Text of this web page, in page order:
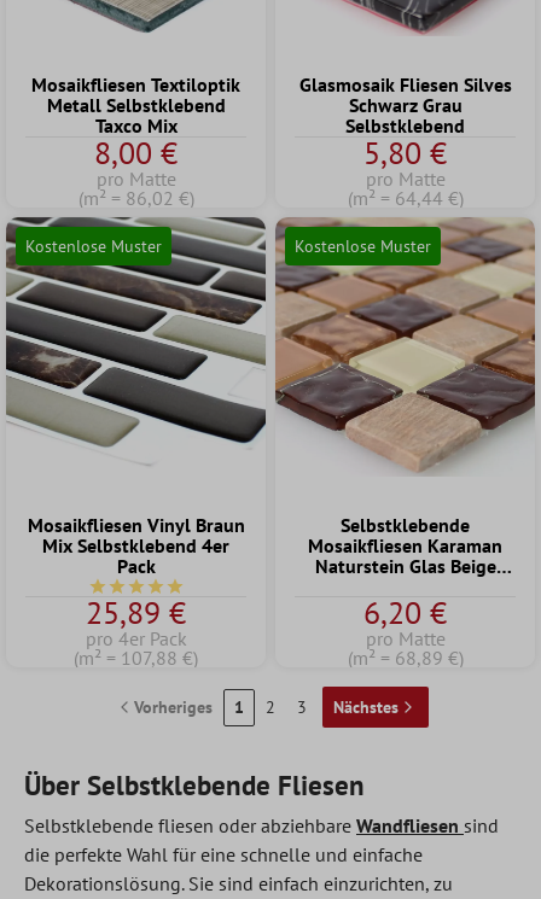
Mosaikfliesen Textiloptik
Metall Selbstklebend
Taxco Mix
8,00 €
pro Matte
(m² = 86,02 €)
Glasmosaik Fliesen Silves
Schwarz Grau
Selbstklebend
5,80 €
pro Matte
(m² = 64,44 €)
Kostenlose Muster
Mosaikfliesen Vinyl Braun
Mix Selbstklebend 4er
Pack
Durchschnittliche Bewertung von 5 von 5 Sternen
25,89 €
pro 4er Pack
(m² = 107,88 €)
Kostenlose Muster
Selbstklebende
Mosaikfliesen Karaman
Naturstein Glas Beige
6,20 €
pro Matte
(m² = 68,89 €)
Vorheriges 1 2 3 Nächstes
Über Selbstklebende Fliesen
Selbstklebende fliesen oder abziehbare Wandfliesen sind
die perfekte Wahl für eine schnelle und einfache
Dekorationslösung. Sie sind einfach einzurichten, zu